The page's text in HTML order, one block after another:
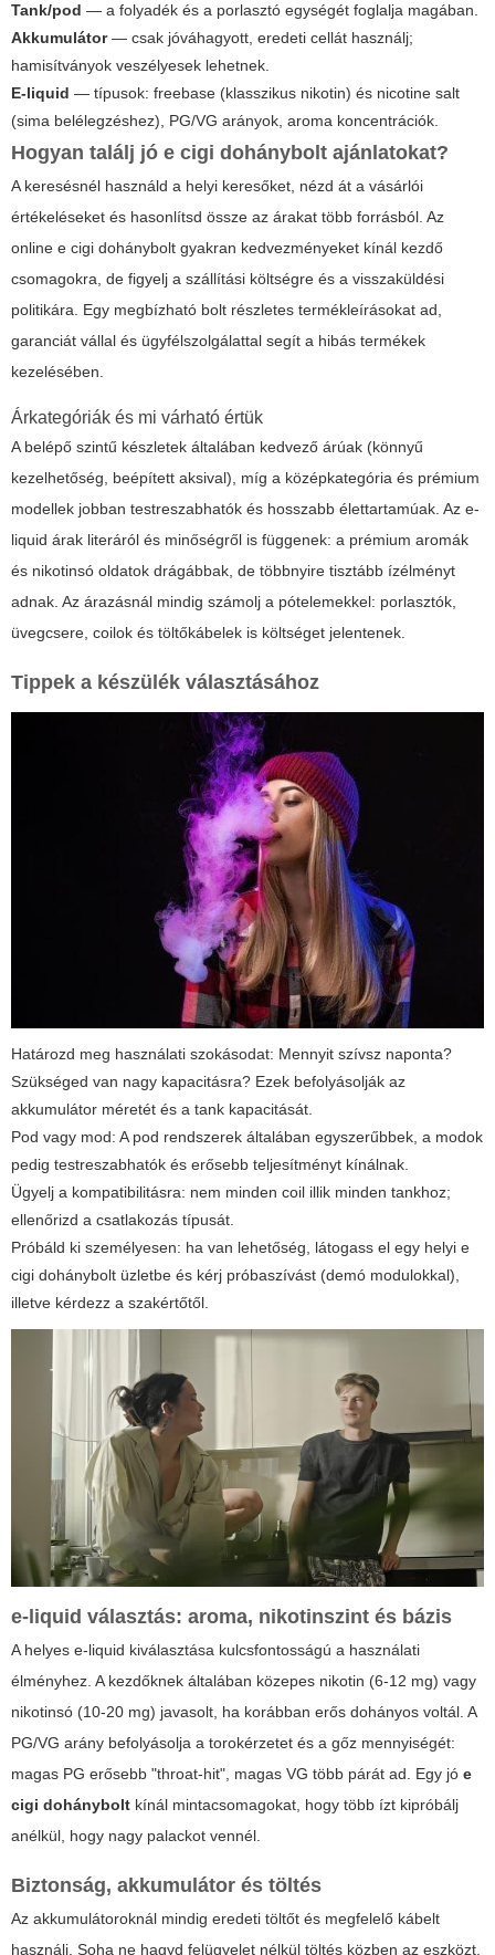
Tank/pod — a folyadék és a porlasztó egységét foglalja magában.
Akkumulátor— csak jóváhagyott, eredeti cellát használj;
hamisítványok veszélyesek lehetnek.
E-liquid — típusok: freebase (klasszikus nikotin) és nicotine salt
(sima belélegzéshez), PG/VG arányok, aroma koncentrációk.
Hogyan találj jó e cigi dohánybolt ajánlatokat?
A keresésnél használd a helyi keresőket, nézd át a vásárlói
értékeléseket és hasonlítsd össze az árakat több forrásból. Az
online e cigi dohánybolt gyakran kedvezményeket kínál kezdő
csomagokra, de figyelj a szállítási költségre és a visszaküldési
politikára. Egy megbízható bolt részletes termékleírásokat ad,
garanciát vállal és ügyfélszolgálattal segít a hibás termékek
kezelésében.
Árkategóriák és mi várható értük
A belépő szintű készletek általában kedvező árúak (könnyű
kezelhetőség, beépített aksival), míg a középkategória és prémium
modellek jobban testreszabhatók és hosszabb élettartamúak. Az e-
liquid árak literáról és minőségről is függenek: a prémium aromák
és nikotinsó oldatok drágábbak, de többnyire tisztább ízélményt
adnak. Az árazásnál mindig számolj a pótelemekkel: porlasztók,
üvegcsere, coilok és töltőkábelek is költséget jelentenek.
Tippek a készülék választásához
Határozd meg használati szokásodat: Mennyit szívsz naponta?
Szükséged van nagy kapacitásra? Ezek befolyásolják az
akkumulátor méretét és a tank kapacitását.
Pod vagy mod: A pod rendszerek általában egyszerűbbek, a modok
pedig testreszabhatók és erősebb teljesítményt kínálnak.
Ügyelj a kompatibilitásra: nem minden coil illik minden tankhoz;
ellenőrizd a csatlakozás típusát.
Próbáld ki személyesen: ha van lehetőség, látogass el egy helyi e
cigi dohánybolt üzletbe és kérj próbaszívást (demó modulokkal),
illetve kérdezz a szakértőtől.
e-liquid választás: aroma, nikotinszint és bázis
A helyes e-liquid kiválasztása kulcsfontosságú a használati
élményhez. A kezdőknek általában közepes nikotin (6-12 mg) vagy
nikotinsó (10-20 mg) javasolt, ha korábban erős dohányos voltál. A
PG/VG arány befolyásolja a torokérzetet és a gőz mennyiségét:
magas PG erősebb "throat-hit", magas VG több párát ad. Egy jó e
cigi dohánybolt kínál mintacsomagokat, hogy több ízt kipróbálj
anélkül, hogy nagy palackot vennél.
Biztonság, akkumulátor és töltés
Az akkumulátoroknál mindig eredeti töltőt és megfelelő kábelt
használj. Soha ne hagyd felügyelet nélkül töltés közben az eszközt.